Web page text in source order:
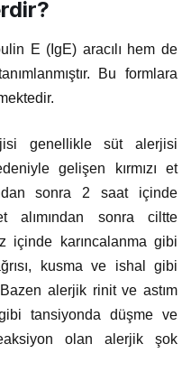
E (IgE) aracılı hem de
Bu formlara
genellikle süt alerjisi
gelişen kırmızı et
sonra 2 saat içinde
alımından sonra ciltte
içinde karıncalanma gibi
kusma ve ishal gibi
alerjik rinit ve astım
tansiyonda düşme ve
olan alerjik şok